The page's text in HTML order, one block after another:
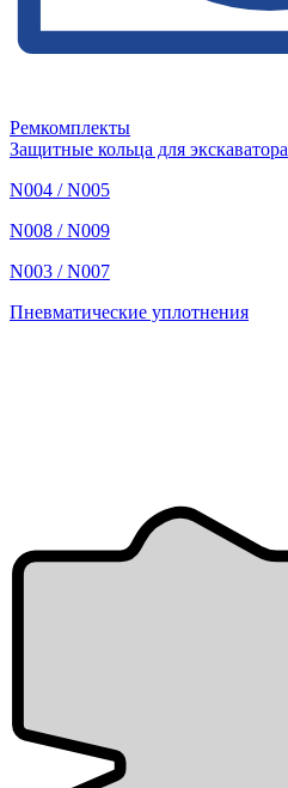
Ремкомплекты
Защитные кольца для экскаватора
N004 / N005
N008 / N009
N003 / N007
Пневматические уплотнения